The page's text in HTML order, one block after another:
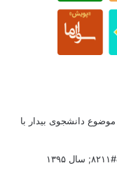
دانشجوی بیدار با